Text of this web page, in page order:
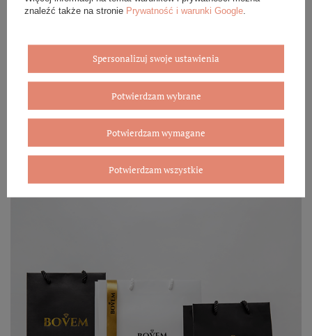
Biżuterię i zegarki zakupione w sklepie internetowym
BOVEM otrzymasz jako gotowy do wręczenia upominek. Do
każdego zamówienia dołączamy pudełko ze skóry
mogą się różnić ze względu na wybrany asortyment.
WYBIERZ PREZENT
znaleźć także na stronie Prywatność i warunki Google
Spersonalizuj swoje ustawienia
Potwierdzam wybrane
Potwierdzam wymagane
Potwierdzam wszystkie